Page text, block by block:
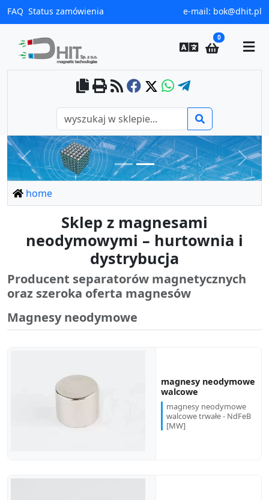
FAQ Status zamówienia e-mail: bok@dhit.pl
0
Previous Next
home
Sklep z magnesami
neodymowymi – hurtownia i
dystrybucja
Producent separatorów magnetycznych
oraz szeroka oferta magnesów
Magnesy neodymowe
magnesy neodymowe
walcowe
magnesy neodymowe
walcowe trwałe - NdFeB
[MW]